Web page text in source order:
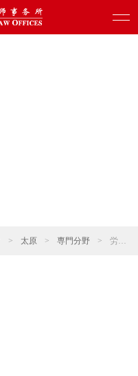
> 太原 > 専門分野 > 労働・社会保障